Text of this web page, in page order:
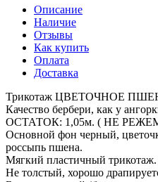
Описание
Наличие
Отзывы
Как купить
Оплата
Доставка
Трикотаж ЦВЕТОЧНОЕ
Качество бербери, как у
ОСТАТОК: 1,05м. ( НЕ
Основной фон черный,
россыпь пшена.
Мягкий пластичный трикотаж.
Не толстый, хорошо